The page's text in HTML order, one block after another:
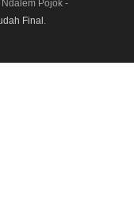
Pojok -
Final .